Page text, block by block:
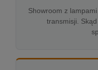
Showroom z
transmisji.